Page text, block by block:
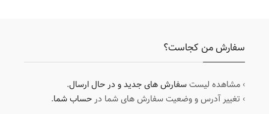
سفارش من کجاست؟
› مشاهده لیستسفارش های جدید و در حال ارسال.
› تغییر آدرس و وضعیت سفارش های شما درحساب شما.